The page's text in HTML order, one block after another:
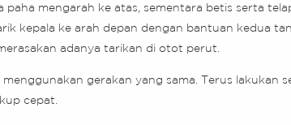
mengarah ke atas, sementara betis serta
kepala ke arah depan dengan bantuan kedua
adanya tarikan di otot perut.
gerakan yang sama. Terus lakukan
cepat.